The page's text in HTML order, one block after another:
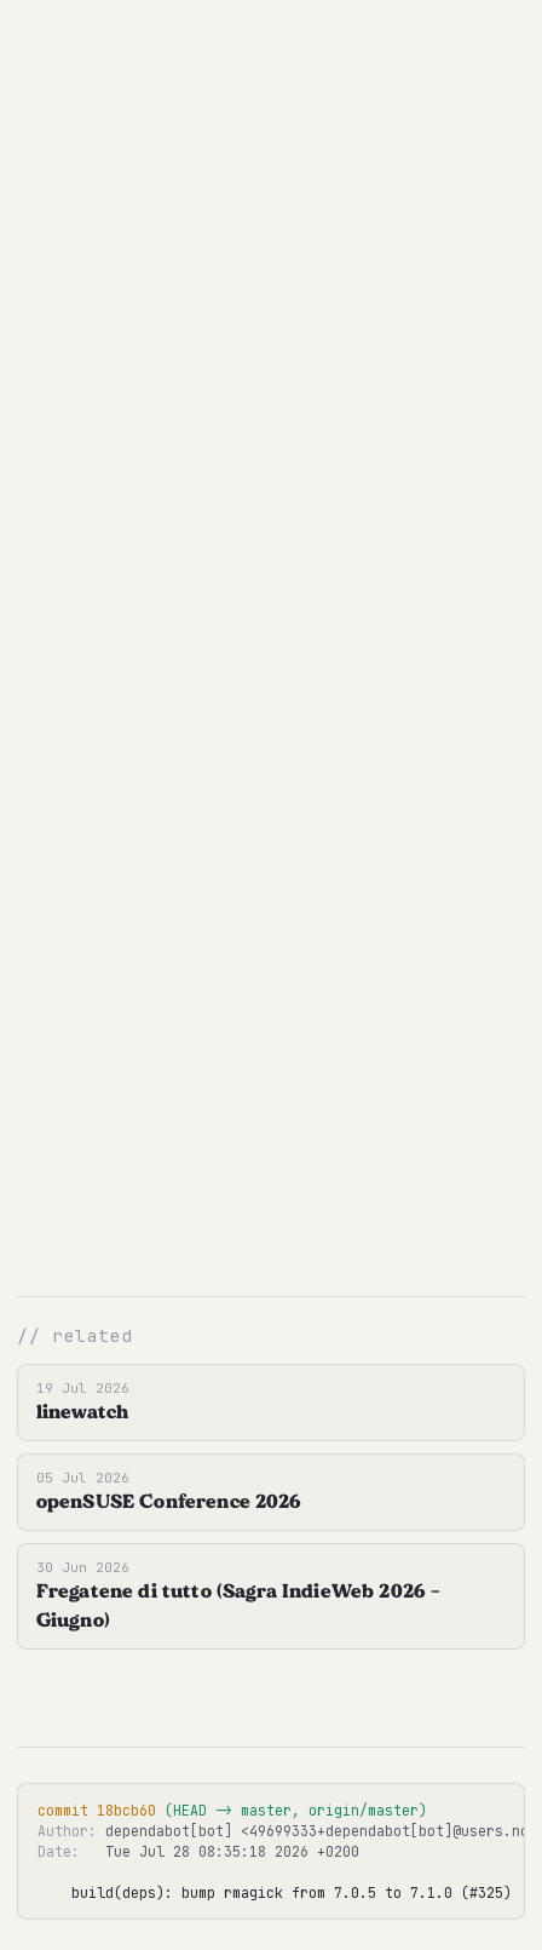
// related
19 Jul 2026
linewatch
05 Jul 2026
openSUSE Conference 2026
30 Jun 2026
Fregatene di tutto (Sagra IndieWeb 2026 -
Giugno)
commit 18bcb60 (HEAD -> master, origin/master)
Author:
Date:
   Tue Jul 28 08:35:18 2026 +0200
build(deps): bump rmagick from 7.0.5 to 7.1.0 (#325)